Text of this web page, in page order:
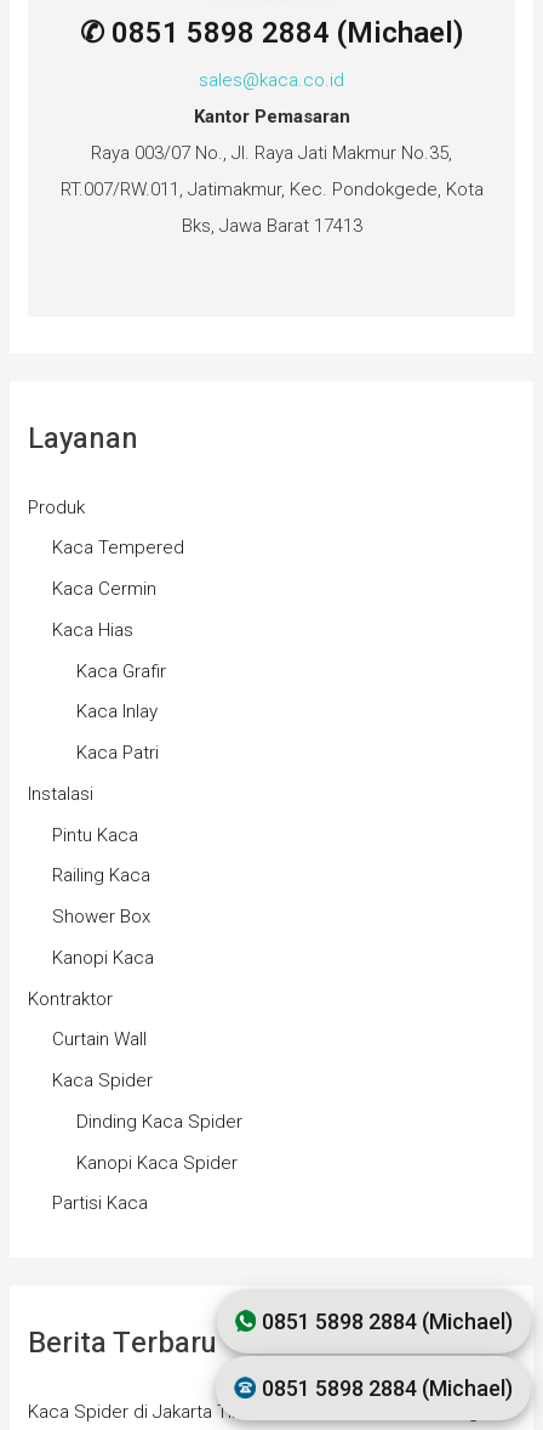
✆ 0851 5898 2884 (Michael)
sales@kaca.co.id
Kantor Pemasaran
Raya 003/07 No., Jl. Raya Jati Makmur No.35,
RT.007/RW.011, Jatimakmur, Kec. Pondokgede, Kota
Bks, Jawa Barat 17413
Layanan
Produk
Kaca Tempered
Kaca Cermin
Kaca Hias
Kaca Grafir
Kaca Inlay
Kaca Patri
Instalasi
Pintu Kaca
Railing Kaca
Shower Box
Kanopi Kaca
Kontraktor
Curtain Wall
Kaca Spider
Dinding Kaca Spider
Kanopi Kaca Spider
Partisi Kaca
Berita Terbaru
Kaca Spider di Jakarta Timur #1 | Kontraktor Pemasangan
0851 5898 2884 (Michael)
0851 5898 2884 (Michael)